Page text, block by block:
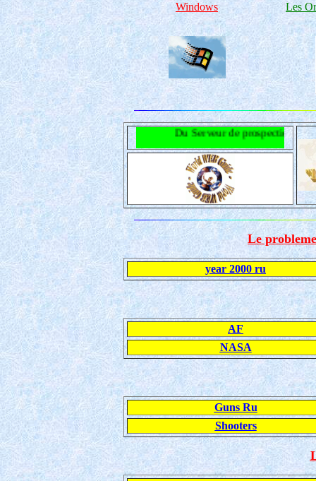
Windows Les
Du Serveur de prospection de la Russie et
Le
year 2000 ru
AF
NASA
Guns Ru
Shooters